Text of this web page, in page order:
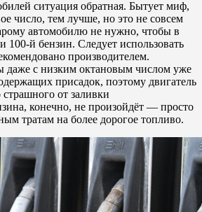
ситуация обратная. Бытует миф,
число, тем лучше, но это не совсем
автомобилю не нужно, чтобы в
100-й бензин. Следует использовать
производителем.
даже с низким октановым числом уже
присадок, поэтому двигатель
от заливки
конечно, не произойдёт — просто
тратам на более дорогое топливо.